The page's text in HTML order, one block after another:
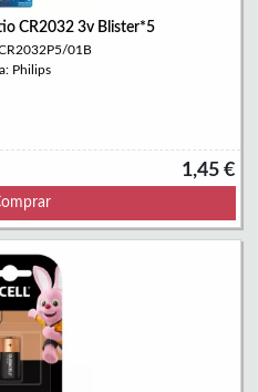
CR2032 3v Blister*5
01B
Philips
1,45 €